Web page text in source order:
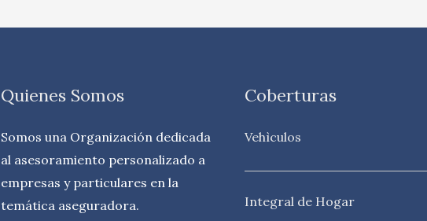
Quienes Somos
Somos una Organización dedicada
al asesoramiento personalizado a
empresas y particulares en la
temática aseguradora.
Coberturas
Vehìculos
Integral de Hogar